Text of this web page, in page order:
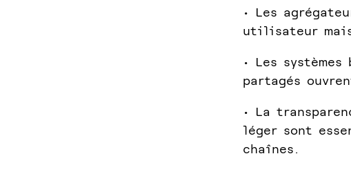
• Les
utilisateur
• Les
partagés
• La
léger sont
chaînes.